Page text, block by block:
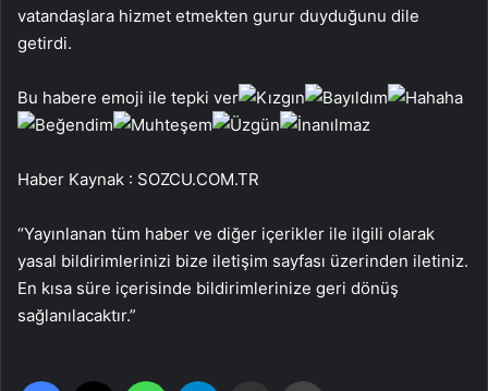
vatandaşlara hizmet etmekten gurur duyduğunu dile
getirdi.
Bu habere emoji ile tepki ver
Haber Kaynak : SOZCU.COM.TR
“Yayınlanan tüm haber ve diğer içerikler ile ilgili olarak
yasal bildirimlerinizi bize iletişim sayfası üzerinden iletiniz.
En kısa süre içerisinde bildirimlerinize geri dönüş
sağlanılacaktır.”
Facebook WhatsApp Email'den paylaş